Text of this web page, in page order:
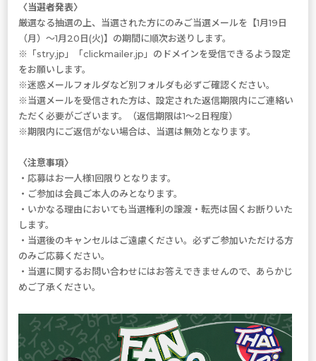
〈当選者発表〉
厳選なる抽選の上、当選された方にのみご当選メールを【1月19日
（月）～1月20日(火)】の期間に順次お送りします。
※「stry.jp」「clickmailer.jp」のドメインを受信できるよう設定
をお願いします。
※迷惑メールフォルダなど別フォルダも必ずご確認ください。
※当選メールを受信された方は、設定された返信期限内にご連絡い
ただく必要がございます。（返信期限は1～2日程度）
※期限内にご返信がない場合は、当選は無効となります。
〈注意事項〉
・応募はお一人様1回限りとなります。
・ご参加は会員ご本人のみとなります。
・いかなる理由においても当選権利の譲渡・転売は固くお断りいた
します。
・当選後のキャンセルはご遠慮ください。必ずご参加いただける方
のみご応募ください。
・当選に関するお問い合わせにはお答えできませんので、あらかじ
めご了承ください。